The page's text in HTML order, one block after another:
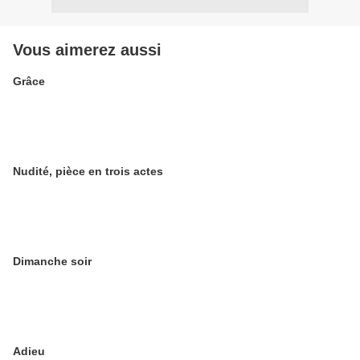
Vous aimerez aussi
Grâce
Nudité, pièce en trois actes
Dimanche soir
Adieu